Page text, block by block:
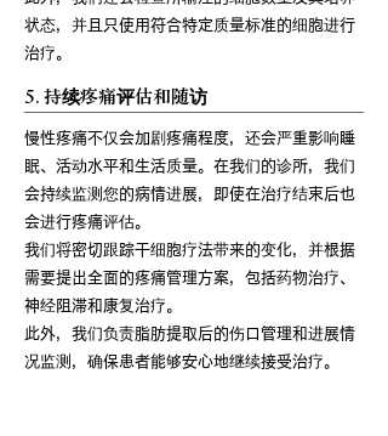
状态，并且只使用符合特定质量标准的细胞进行
治疗。
5. 持续疼痛评估和随访
慢性疼痛不仅会加剧疼痛程度，还会严重影响睡
眠、活动水平和生活质量。在我们的诊所，我们
会持续监测您的病情进展，即使在治疗结束后也
会进行疼痛评估。
我们将密切跟踪干细胞疗法带来的变化，并根据
需要提出全面的疼痛管理方案，包括药物治疗、
神经阻滞和康复治疗。
此外，我们负责脂肪提取后的伤口管理和进展情
况监测，确保患者能够安心地继续接受治疗。